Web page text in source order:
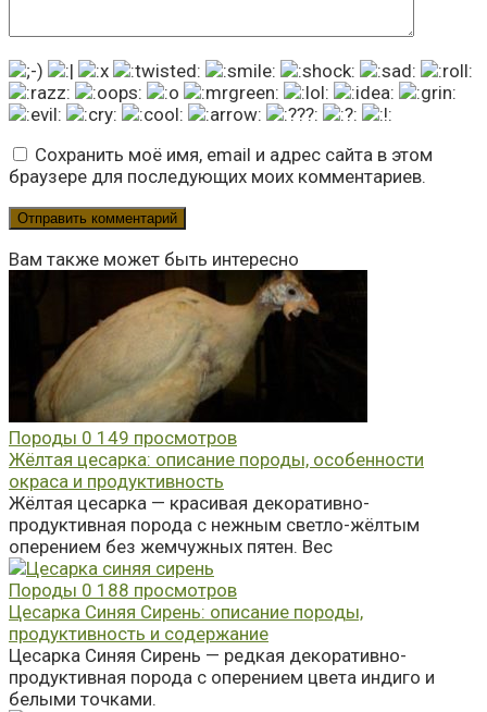
Сохранить моё имя, email и адрес сайта в этом
браузере для последующих моих комментариев.
Вам также может быть интересно
Породы 0 149 просмотров
Жёлтая цесарка: описание породы, особенности
окраса и продуктивность
Жёлтая цесарка — красивая декоративно-
продуктивная порода с нежным светло-жёлтым
оперением без жемчужных пятен. Вес
Породы 0 188 просмотров
Цесарка Синяя Сирень: описание породы,
продуктивность и содержание
Цесарка Синяя Сирень — редкая декоративно-
продуктивная порода с оперением цвета индиго и
белыми точками.